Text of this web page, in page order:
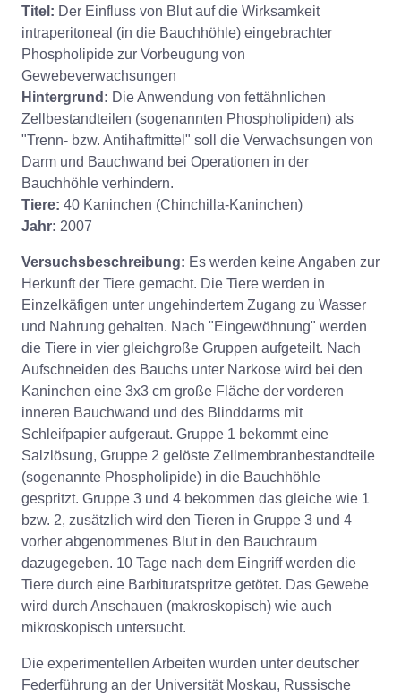
Titel: Der Einfluss von Blut auf die Wirksamkeit
intraperitoneal (in die Bauchhöhle) eingebrachter
Phospholipide zur Vorbeugung von
Gewebeverwachsungen
Hintergrund: Die Anwendung von fettähnlichen
Zellbestandteilen (sogenannten Phospholipiden) als
"Trenn- bzw. Antihaftmittel" soll die Verwachsungen von
Darm und Bauchwand bei Operationen in der
Bauchhöhle verhindern.
Tiere: 40 Kaninchen (Chinchilla-Kaninchen)
Jahr: 2007
Versuchsbeschreibung: Es werden keine Angaben zur
Herkunft der Tiere gemacht. Die Tiere werden in
Einzelkäfigen unter ungehindertem Zugang zu Wasser
und Nahrung gehalten. Nach "Eingewöhnung" werden
die Tiere in vier gleichgroße Gruppen aufgeteilt. Nach
Aufschneiden des Bauchs unter Narkose wird bei den
Kaninchen eine 3x3 cm große Fläche der vorderen
inneren Bauchwand und des Blinddarms mit
Schleifpapier aufgeraut. Gruppe 1 bekommt eine
Salzlösung, Gruppe 2 gelöste Zellmembranbestandteile
(sogenannte Phospholipide) in die Bauchhöhle
gespritzt. Gruppe 3 und 4 bekommen das gleiche wie 1
bzw. 2, zusätzlich wird den Tieren in Gruppe 3 und 4
vorher abgenommenes Blut in den Bauchraum
dazugegeben. 10 Tage nach dem Eingriff werden die
Tiere durch eine Barbituratspritze getötet. Das Gewebe
wird durch Anschauen (makroskopisch) wie auch
mikroskopisch untersucht.
Die experimentellen Arbeiten wurden unter deutscher
Federführung an der Universität Moskau, Russische